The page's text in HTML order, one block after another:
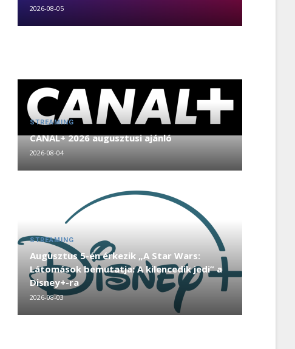
2026-08-05
STREAMING
CANAL+ 2026 augusztusi ajánló
2026-08-04
STREAMING
Augusztus 5-én érkezik „A Star Wars:
Látomások bemutatja: A kilencedik jedi” a
Disney+-ra
2026-08-03